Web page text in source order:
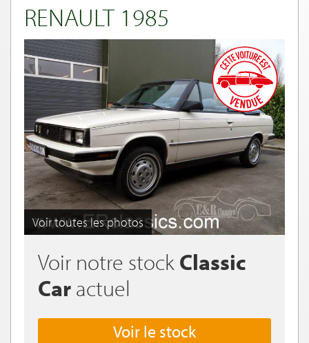
RENAULT 1985
Voir toutes les photos
Voir notre stock Classic
Car actuel
Voir le stock